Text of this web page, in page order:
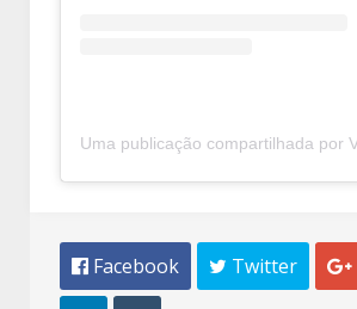
 Facebook  Twitter 